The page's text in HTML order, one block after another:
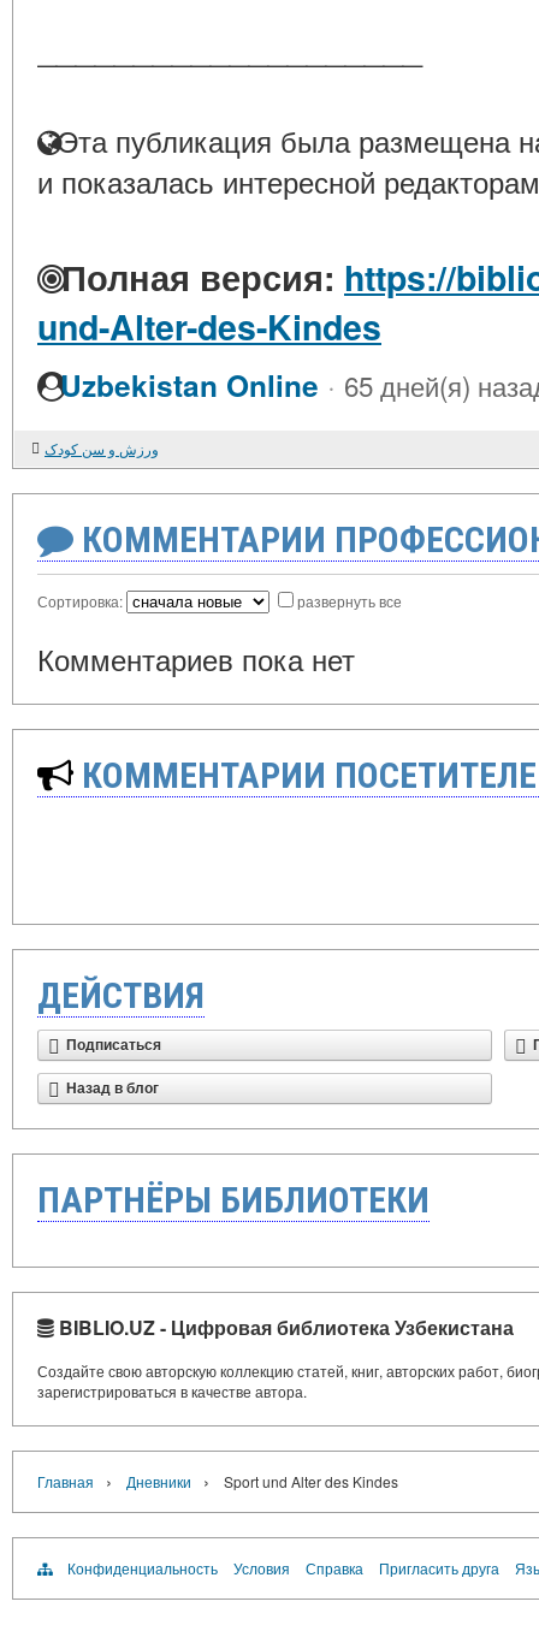
Эта публикация была размещена
и показалась интересной
Полная версия: https://
und-Alter-des-Kindes
Uzbekistan Online · 65 дней(я)
ورزش و سن کودک
КОММЕНТАРИИ
Сортировка: развернуть все
Комментариев пока нет
КОММЕНТАРИИ
ДЕЙСТВИЯ
Подписаться
Назад в блог
ПАРТНЁРЫ БИБЛИОТЕКИ
BIBLIO.UZ - Цифровая библиотека Узбекистана
Создайте свою авторскую коллекцию статей, книг, авторских работ,
зарегистрироваться в качестве автора.
Главная › Дневники › Sport und Alter des Kindes
Конфиденциальность Условия Справка Пригласить друга